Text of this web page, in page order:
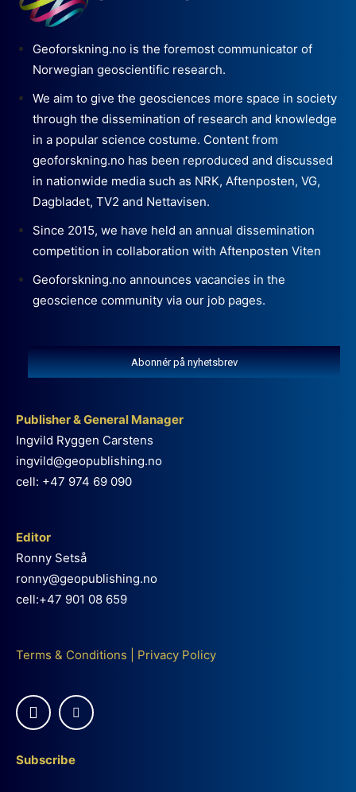
Geoforskning.no is the foremost communicator of
Norwegian geoscientific research.
We aim to give the geosciences more space in society
through the dissemination of research and knowledge
in a popular science costume. Content from
geoforskning.no has been reproduced and discussed
in nationwide media such as NRK, Aftenposten, VG,
Dagbladet, TV2 and Nettavisen.
Since 2015, we have held an annual dissemination
competition in collaboration with Aftenposten Viten
Geoforskning.no announces vacancies in the
geoscience community via our job pages.
Abonnér på nyhetsbrev
Publisher & General Manager
Ingvild Ryggen Carstens
ingvild@geopublishing.no
cell: +47 974 69 090
Editor
Ronny Setså
ronny@geopublishing.no
cell:+47 901 08 659
Terms & Conditions Privacy Policy
Subscribe